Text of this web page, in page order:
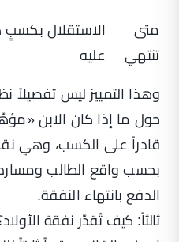
متى
تنتهي
الاستقلال
عليه
وهذا التمييز ليس تفصيلاً
حول ما إذا كان الابن
قادراً على الكسب، وهي
بحسب واقع الطالب
الدفع بانتهاء النفقة.
ثالثاً: كيف تُقدَّر نفقة